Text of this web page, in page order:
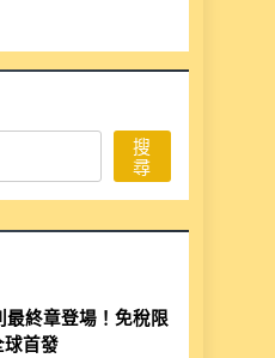
搜
尋
最終章登場！免稅限
首發